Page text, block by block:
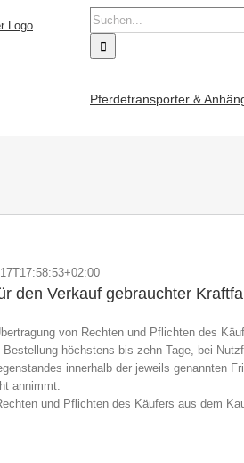
Suche
nach:
Pferdetransporter &
den Verkauf gebrauchter
von Rechten und Pflichten des
höchstens bis zehn Tage, bei
innerhalb der jeweils genannten
annimmt.
und Pflichten des Käufers aus dem